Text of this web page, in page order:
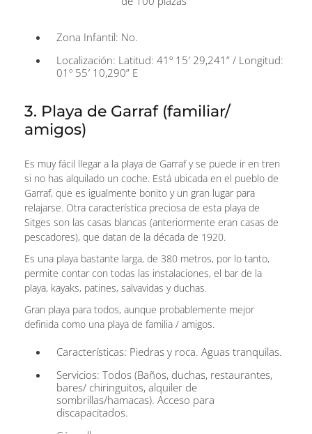
Zona Infantil: No.
Localización: Latitud: 41º 15′ 29,241” / Longitud:
01º 55′ 10,290” E
3. Playa de Garraf (familiar/
amigos)
Es muy fácil llegar a la playa de Garraf y se puede ir en tren
si no has alquilado un coche. Está ubicada en el pueblo de
Garraf, que es igualmente bonito y un gran lugar para
relajarse. Otra característica preciosa de esta playa de
Sitges son las casas blancas (anteriormente eran casas de
pescadores), que datan de la década de 1920.
Es una playa bastante larga, de 380 metros, por lo tanto,
permite contar con todas las instalaciones, el bar de la
playa, kayaks, patines, salvavidas y duchas.
Gran playa para todos, aunque probablemente mejor
definida como una playa de familia / amigos.
Características: Piedras y roca. Aguas tranquilas.
Servicios: Todos (Baños, duchas, restaurantes,
bares/ chiringuitos, alquiler de
sombrillas/hamacas). Acceso para
discapacitados.